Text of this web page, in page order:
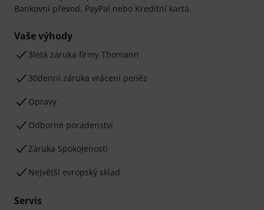
Bankovní převod, PayPal nebo Kreditní karta.
Vaše výhody
3letá záruka firmy Thomann
30denní záruka vrácení peněz
Opravy
Odborné poradenství
Záruka Spokojenosti
Největší evropský sklad
Servis